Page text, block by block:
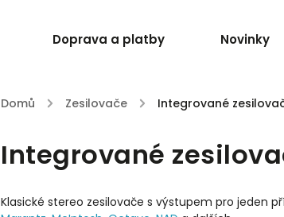
Doprava a platby Novinky
Domů / Zesilovače / Integrované
Integrované
Klasické stereo zesilovače s výstupem pro jeden